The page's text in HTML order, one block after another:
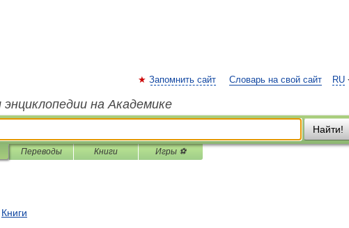
RU
Запомнить сайт Словарь на свой сайт
энциклопедии на Академике
Найти!
Переводы Книги Игры ⚽
Книги